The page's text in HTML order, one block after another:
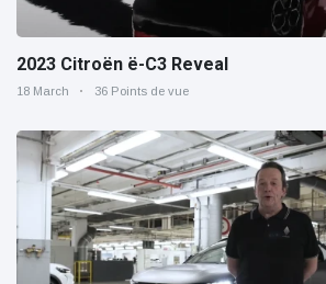
2023 Citroën ë-C3 Reveal
18 March 36 Points de vue